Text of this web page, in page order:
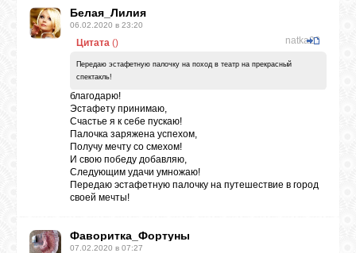
УСПЕХ
GOOGLE+
Белая_Лилия
06.02.2020 в 23:20
Цитата natka28
()
Передаю эстафетную палочку на поход в театр на прекрасный
спектакль!
благодарю!
Эстафету принимаю,
Счастье я к себе пускаю!
Палочка заряжена успехом,
Получу мечту со смехом!
И свою победу добавляю,
Следующим удачи умножаю!
Передаю эстафетную палочку на путешествие в город
своей мечты!
Фаворитка_Фортуны
07.02.2020 в 07:27